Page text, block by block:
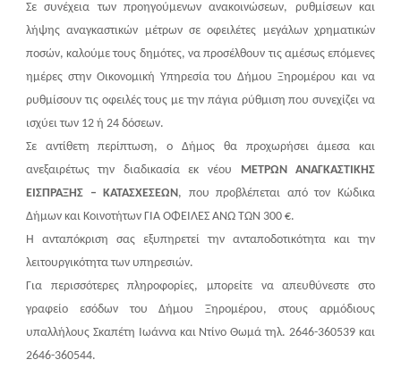
Σε συνέχεια των προηγούμενων ανακοινώσεων, ρυθμίσεων και
λήψης αναγκαστικών μέτρων σε οφειλέτες μεγάλων χρηματικών
ποσών, καλούμε τους δημότες, να προσέλθουν τις αμέσως επόμενες
ημέρες στην Οικονομική Υπηρεσία του Δήμου Ξηρομέρου και να
ρυθμίσουν τις οφειλές τους με την πάγια ρύθμιση που συνεχίζει να
ισχύει των 12 ή 24 δόσεων.
Σε αντίθετη περίπτωση, ο Δήμος θα προχωρήσει άμεσα και
ανεξαιρέτως την διαδικασία εκ νέου ΜΕΤΡΩΝ ΑΝΑΓΚΑΣΤΙΚΗΣ
ΕΙΣΠΡΑΞΗΣ – ΚΑΤΑΣΧΕΣΕΩΝ, που προβλέπεται από τον Κώδικα
Δήμων και Κοινοτήτων ΓΙΑ ΟΦΕΙΛΕΣ ΑΝΩ ΤΩΝ 300 €.
Η ανταπόκριση σας εξυπηρετεί την ανταποδοτικότητα και την
λειτουργικότητα των υπηρεσιών.
Για περισσότερες πληροφορίες, μπορείτε να απευθύνεστε στο
γραφείο εσόδων του Δήμου Ξηρομέρου, στους αρμόδιους
υπαλλήλους Σκαπέτη Ιωάννα και Ντίνο Θωμά τηλ. 2646-360539 και
2646-360544.